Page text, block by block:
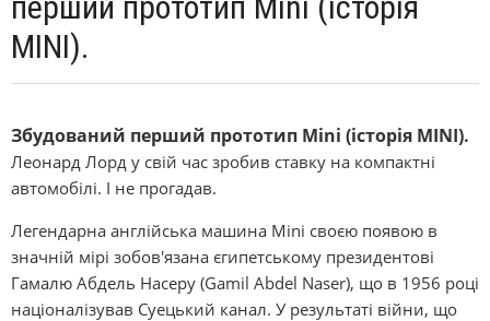
MINI).
Збудований перший прототип Mіnі (історія MINI).
Леонард Лорд у свій час зробив ставку на компактні
автомобілі. І не прогадав.
Легендарна англійська машина Mіnі своєю появою в
значній мірі зобов'язана єгипетському президентові
Гамалю Абдель Насеру (Gamіl Abdel Naser), що в 1956 році
націоналізував Суецький канал. У результаті війни, що